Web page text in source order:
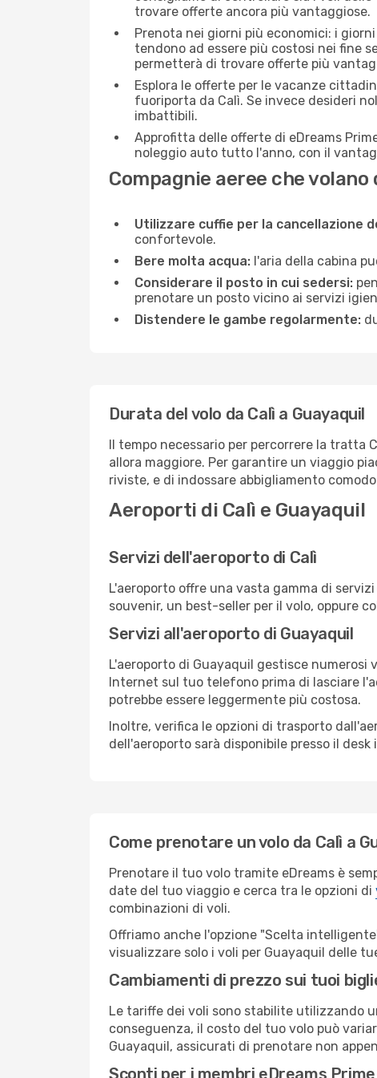
trovare offerte ancora più vantaggiose.
Prenota nei giorni più economici: i
tendono ad essere più costosi nei fine
permetterà di trovare offerte più
Esplora le offerte per le vacanze
fuoriporta da Calì. Se invece desideri
imbattibili.
Approfitta delle offerte di eDreams
noleggio auto tutto l'anno, con il
Compagnie aeree che volano
Utilizzare cuffie per la cancellazione
confortevole.
Bere molta acqua: l'aria della cabina
Considerare il posto in cui sedersi:
prenotare un posto vicino ai servizi
Distendere le gambe regolarmente:
Durata del volo da Calì a Guayaquil
Il tempo necessario per percorrere la tratta
allora maggiore. Per garantire un viaggio
riviste, e di indossare abbigliamento
Aeroporti di Calì e Guayaquil
Servizi dell'aeroporto di Calì
L'aeroporto offre una vasta gamma di
souvenir, un best-seller per il volo, oppure
Servizi all'aeroporto di Guayaquil
L'aeroporto di Guayaquil gestisce
Internet sul tuo telefono prima di lasciare
potrebbe essere leggermente più costosa.
Inoltre, verifica le opzioni di trasporto
dell'aeroporto sarà disponibile presso il
Come prenotare un volo da Calì a
Prenotare il tuo volo tramite eDreams è
date del tuo viaggio e cerca tra le opzioni di
combinazioni di voli.
Offriamo anche l'opzione "Scelta
visualizzare solo i voli per Guayaquil delle
Cambiamenti di prezzo sui tuoi
Le tariffe dei voli sono stabilite utilizzando
conseguenza, il costo del tuo volo può
Guayaquil, assicurati di prenotare non
Sconti per i membri eDreams Prime